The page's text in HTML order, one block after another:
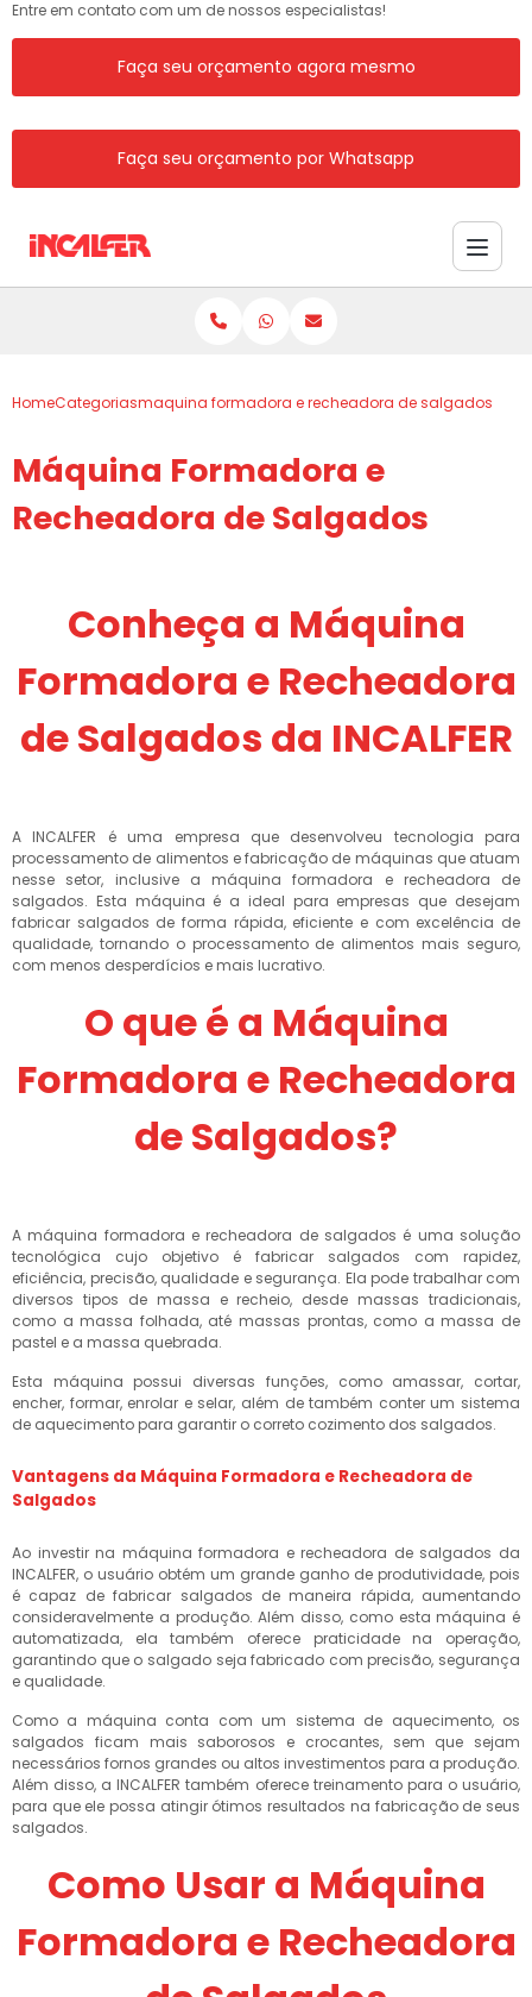
Entre em contato com um de nossos especialistas!
Faça seu orçamento agora mesmo
Faça seu orçamento por Whatsapp
HomeCategoriasmaquina formadora e recheadora de salgados
Máquina Formadora e
Recheadora de Salgados
Conheça a Máquina
Formadora e Recheadora
de Salgados da INCALFER
A INCALFER é uma empresa que desenvolveu tecnologia para
processamento de alimentos e fabricação de máquinas que atuam
nesse setor, inclusive a máquina formadora e recheadora de
salgados. Esta máquina é a ideal para empresas que desejam
fabricar salgados de forma rápida, eficiente e com excelência de
qualidade, tornando o processamento de alimentos mais seguro,
com menos desperdícios e mais lucrativo.
O que é a Máquina
Formadora e Recheadora
de Salgados?
A máquina formadora e recheadora de salgados é uma solução
tecnológica cujo objetivo é fabricar salgados com rapidez,
eficiência, precisão, qualidade e segurança. Ela pode trabalhar com
diversos tipos de massa e recheio, desde massas tradicionais,
como a massa folhada, até massas prontas, como a massa de
pastel e a massa quebrada.
Esta máquina possui diversas funções, como amassar, cortar,
encher, formar, enrolar e selar, além de também conter um sistema
de aquecimento para garantir o correto cozimento dos salgados.
Vantagens da Máquina Formadora e Recheadora de
Salgados
Ao investir na máquina formadora e recheadora de salgados da
INCALFER, o usuário obtém um grande ganho de produtividade, pois
é capaz de fabricar salgados de maneira rápida, aumentando
consideravelmente a produção. Além disso, como esta máquina é
automatizada, ela também oferece praticidade na operação,
garantindo que o salgado seja fabricado com precisão, segurança
e qualidade.
Como a máquina conta com um sistema de aquecimento, os
salgados ficam mais saborosos e crocantes, sem que sejam
necessários fornos grandes ou altos investimentos para a produção.
Além disso, a INCALFER também oferece treinamento para o usuário,
para que ele possa atingir ótimos resultados na fabricação de seus
salgados.
Como Usar a Máquina
Formadora e Recheadora